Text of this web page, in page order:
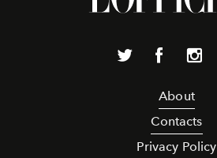
About
Contacts
Privacy Policy